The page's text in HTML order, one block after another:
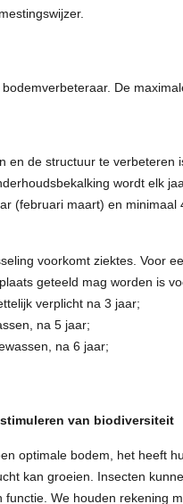
De
en de structuur te
wordt elk
(februari maart) en minimaal
voorkomt ziektes. Voor
geteeld mag worden is
verplicht na 3 jaar;
na 5 jaar;
na 6 jaar;
van biodiversiteit
optimale bodem, het heeft
kan groeien. Insecten
We houden rekening